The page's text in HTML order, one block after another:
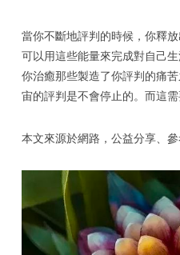
當你不斷地評判的時候，你釋
可以用這些能量來完成對自己
你治癒那些製造了你評判的痛
宙的評判是不會停止的。而這需
本文來源於網路，公益分享、